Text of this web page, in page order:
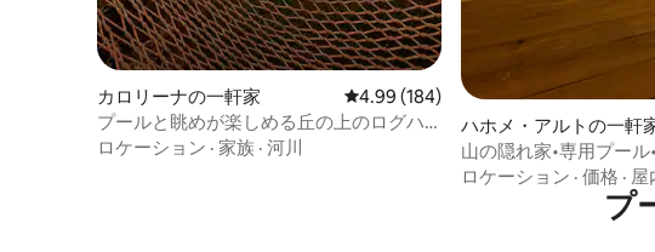
カロリーナの一軒家 レビュー184件、5つ星中4.99つ星の
4.99 (184)
プールと眺めが楽しめる丘の上のログハ
ウス – 空港まで18分
ロケーション · 家族 · 河川
ハホメ・アルトの一軒
山の隠れ家•専用プール
ロケーション · 価格 · 屋
プ